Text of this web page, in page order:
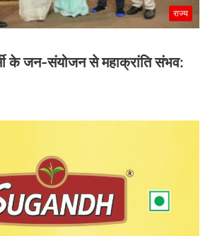
राज्य
के जन-संयोजन से महाक्रांति संभव: